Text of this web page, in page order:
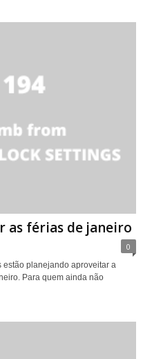
as férias de janeiro
0
estão planejando aproveitar a
Para quem ainda não